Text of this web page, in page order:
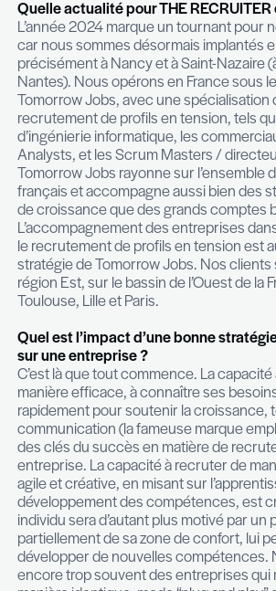
bilans de compétences
coaching de managers et des
des solutions In-House, sont
quête de stratégies RH
Enfin, dans le cadre de
professionnelle, nous
d’Outplacement, également
personnes souhaitant un
adapté à leur profil.
Quelle actualité pour THE
L’année 2024 marque un
car nous sommes désormais
précisément à Nancy et à
Nantes). Nous opérons en
Tomorrow Jobs, avec une
recrutement de profils en
d’ingénierie informatique, les
Analysts, et les Scrum
Tomorrow Jobs rayonne sur
français et accompagne aussi
de croissance que des grands
L’accompagnement des
le recrutement de profils en
stratégie de Tomorrow Jobs.